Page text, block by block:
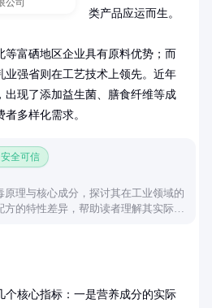
公司
类产品应运而生。
等富硒地区企业具有原料优势；而
业强省则在工艺技术上领先。近年
出现了添加益生菌、膳食纤维等成
多样化需求。
全可信
原理与核心成分，探讨其在工业领域的
方的特性差异，帮助读者理解其实际效
个核心指标：一是营养成分的实际